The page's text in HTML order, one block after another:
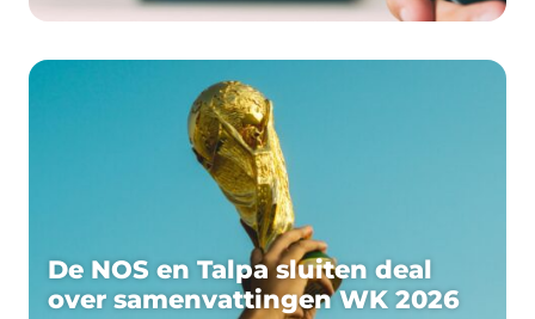
De NOS en Talpa sluiten deal
over samenvattingen WK 2026